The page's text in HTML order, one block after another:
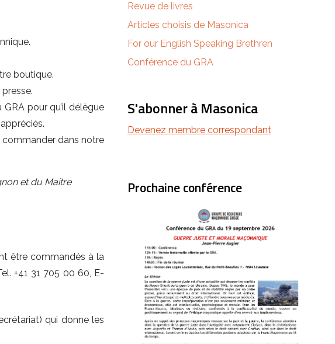
Revue de livres
Articles choisis de Masonica
For our English Speaking Brethren
Conférence du GRA
S'abonner à Masonica
Devenez membre correspondant
Prochaine conférence
boutique.
pour qu’il délègue
commander dans notre
et du Maître
être commandés à la
+41 31 705 00 60, E-
qui donne les